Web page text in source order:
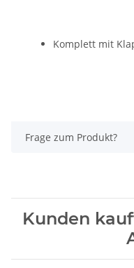
Komplett mit
Frage zum Produkt?
Kunden